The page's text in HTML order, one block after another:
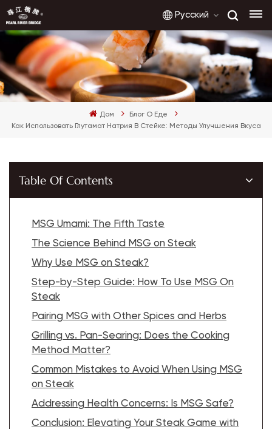
Русский
English
français
العربية
Дом
Блог О Еде
Как Использовать Глутамат Натрия В Стейке: Методы Улучшения Вкуса
Table Of Contents
MSG Umami: The Fifth Taste
The Science Behind MSG on Steak
Why Use MSG on Steak?
Step-by-Step Guide: How To Use MSG On
Steak
Pairing MSG with Other Spices and Herbs
Grilling vs. Pan-Searing: Does the Cooking
Method Matter?
Common Mistakes to Avoid When Using MSG
on Steak
Addressing Health Concerns: Is MSG Safe?
Conclusion: Elevating Your Steak Game with